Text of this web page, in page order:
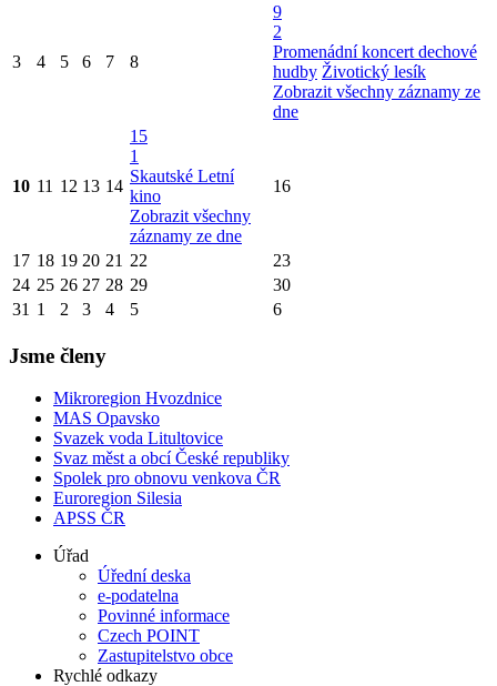
3 4 5 6 7 8
9
2
Promenádní koncert dechové
hudby Životický lesík
Zobrazit všechny záznamy ze
dne
10 11 12 13 14
15
1
Skautské Letní
kino
Zobrazit všechny
záznamy ze dne
16
17 18 19 20 21 22
23
24 25 26 27 28 29
30
31 1 2 3 4 5 6
Jsme členy
Mikroregion Hvozdnice
MAS Opavsko
Svazek voda Litultovice
Svaz měst a obcí České republiky
Spolek pro obnovu venkova ČR
Euroregion Silesia
APSS ČR
Úřad
Úřední deska
e-podatelna
Povinné informace
Czech POINT
Zastupitelstvo obce
Rychlé odkazy